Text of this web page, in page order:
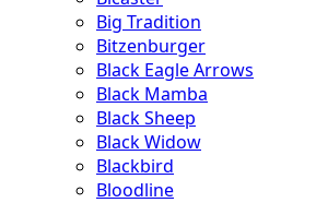
Big Tradition
Bitzenburger
Black Eagle Arrows
Black Mamba
Black Sheep
Black Widow
Blackbird
Bloodline